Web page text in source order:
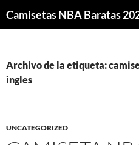
Archivo de la etiqueta:
ingles
UNCATEGORIZED